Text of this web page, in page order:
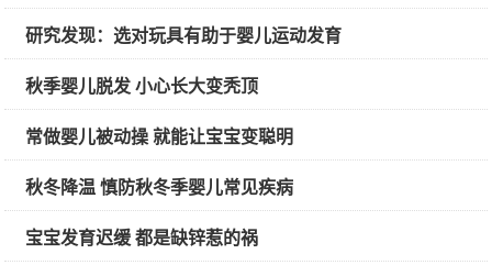
研究发现：选对玩具有助于婴儿运动发育
秋季婴儿脱发 小心长大变秃顶
常做婴儿被动操 就能让宝宝变聪明
秋冬降温 慎防秋冬季婴儿常见疾病
宝宝发育迟缓 都是缺锌惹的祸